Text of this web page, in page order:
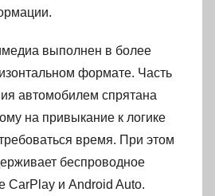
выполнен в более
формате. Часть
автомобилем спрятана
на привыкание к логике
время. При этом
беспроводное
CarPlay и Android Auto.